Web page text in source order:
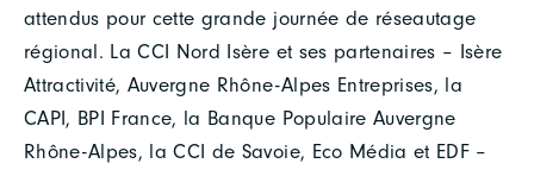
attendus pour cette grande journée de réseautage
régional. La CCI Nord Isère et ses partenaires – Isère
Attractivité, Auvergne Rhône-Alpes Entreprises, la
CAPI, BPI France, la Banque Populaire Auvergne
Rhône-Alpes, la CCI de Savoie, Eco Média et EDF –